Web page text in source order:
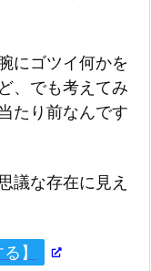
にゴツイ何かを
、でも考えてみ
たり前なんです
議な存在に見え
】